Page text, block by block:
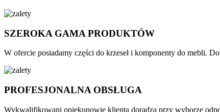
SZEROKA GAMA PRODUKTÓW
W ofercie posiadamy części do krzeseł i komponenty do mebli.
PROFESJONALNA OBSŁUGA
Wykwalifikowani opiekunowie klienta doradzą przy wyborze